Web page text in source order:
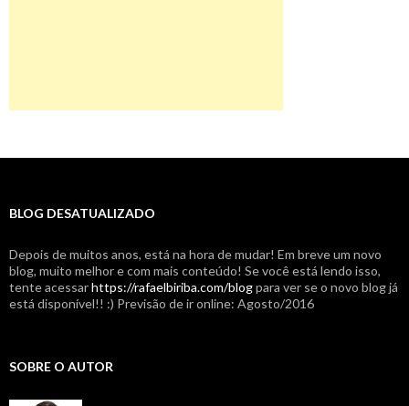
BLOG DESATUALIZADO
Depois de muitos anos, está na hora de mudar! Em breve um novo
blog, muito melhor e com mais conteúdo! Se você está lendo isso,
tente acessarhttps://rafaelbiriba.com/blogpara ver se o novo blog já
está disponível!! :) Previsão de ir online: Agosto/2016
SOBRE O AUTOR